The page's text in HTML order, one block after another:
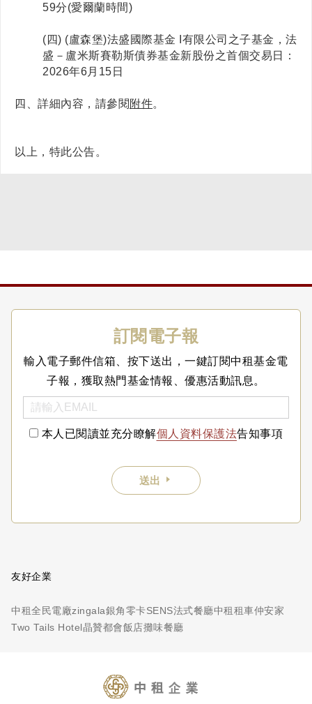
59分(愛爾蘭時間)
(四) (盧森堡)法盛國際基金 I有限公司之子基金，法
盛－盧米斯賽勒斯債券基金新股份之首個交易日：
2026年6月15日
四、詳細內容，請參閱 附件。
以上，特此公告。
訂閱電子報
輸入電子郵件信箱、按下送出，一鍵訂閱中租基金電
子報，獲取熱門基金情報、優惠活動訊息。
本人已閱讀並充分瞭解個人資料保護法告知事項
送出
友好企業
中租全民電廠zingala銀角零卡SENS法式餐廳中租租車仲安家
Two Tails Hotel晶贊都會飯店攤味餐廳